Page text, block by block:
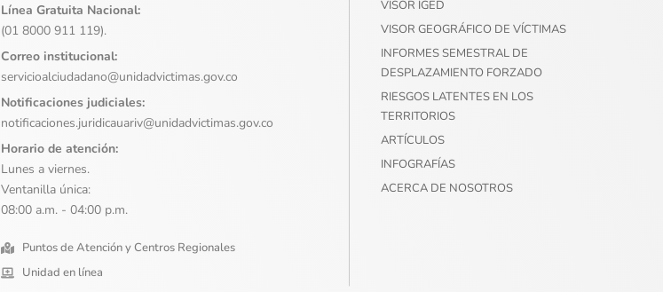
Línea Gratuita Nacional:
(01 8000 911 119).
Correo institucional:
servicioalciudadano@unidadvictimas.gov.co
Notificaciones judiciales:
notificaciones.juridicauariv@unidadvictimas.gov.co
Horario de atención:
Lunes a viernes.
Ventanilla única:
08:00 a.m. - 04:00 p.m.
Puntos de Atención y Centros Regionales
Unidad en línea
VISOR IGED
VISOR GEOGRÁFICO DE VÍCTIMAS
INFORMES SEMESTRAL DE
DESPLAZAMIENTO FORZADO
RIESGOS LATENTES EN LOS
TERRITORIOS
ARTÍCULOS
INFOGRAFÍAS
ACERCA DE NOSOTROS